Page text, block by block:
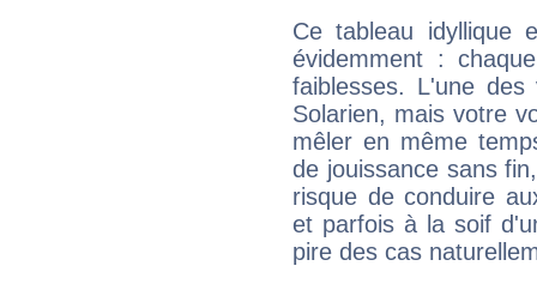
Ce tableau idyllique
évidemment :
faiblesses. L'une
Solarien, mais votre
mêler en même
de jouissance sans
risque de conduire
et parfois à la soif
pire des cas